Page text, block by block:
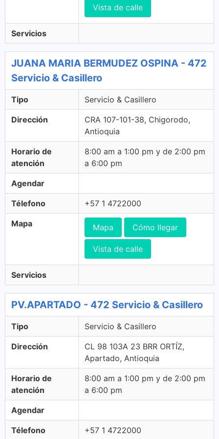
Vista de calle
Servicios
JUANA MARIA BERMUDEZ OSPINA - 472
Servicio & Casillero
Tipo Servicio & Casillero
Dirección
CRA 107-101-38, Chigorodo,
Antioquia
Horario de
atención
8:00 am a 1:00 pm y de 2:00 pm
a 6:00 pm
Agendar
Télefono +57 1 4722000
Mapa Mapa Cómo llegar
Vista de calle
Servicios
PV.APARTADO - 472 Servicio & Casillero
Tipo Servicio & Casillero
Dirección
CL 98 103A 23 BRR ORTÍZ,
Apartado, Antioquia
Horario de
atención
8:00 am a 1:00 pm y de 2:00 pm
a 6:00 pm
Agendar
Télefono +57 1 4722000